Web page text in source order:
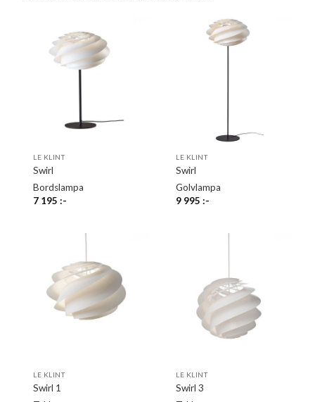
LE KLINT
Swirl
Bordslampa
7 195:-
LE KLINT
Swirl
Golvlampa
9 995:-
LE KLINT
Swirl 1
LE KLINT
Swirl 3